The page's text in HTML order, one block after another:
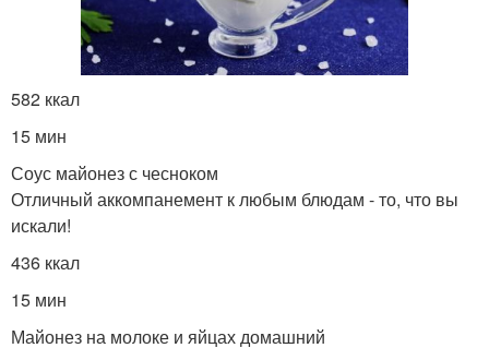
582 ккал
15 мин
Соус майонез с чесноком
Отличный аккомпанемент к любым блюдам - то, что вы
искали!
436 ккал
15 мин
Майонез на молоке и яйцах домашний